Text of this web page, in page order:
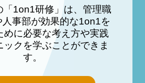
「1on1研修」は、管理職
人事部が効果的な1on1を
めに必要な考え方や実践
ックを学ぶことができま
す。